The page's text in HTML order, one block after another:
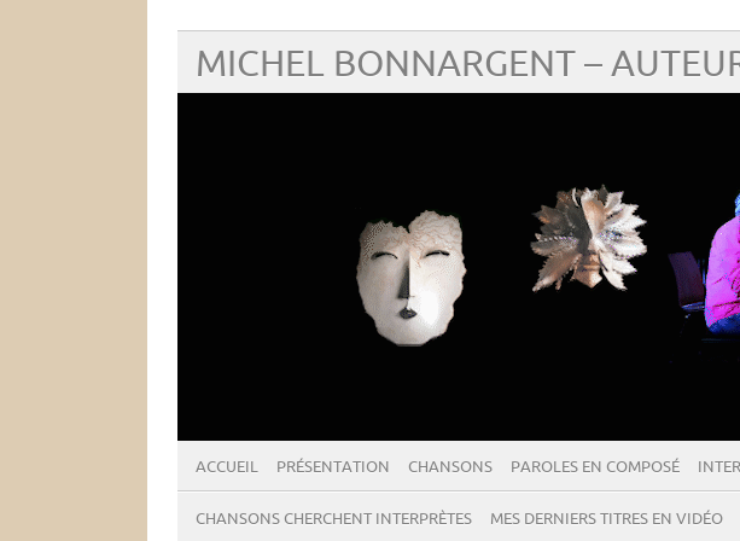
MICHEL BONNARGENT –
ACCUEIL PRÉSENTATION CHANSONS PAROLES EN COMPOSÉ
CHANSONS CHERCHENT INTERPRÈTES MES DERNIERS TITRES EN VIDÉO